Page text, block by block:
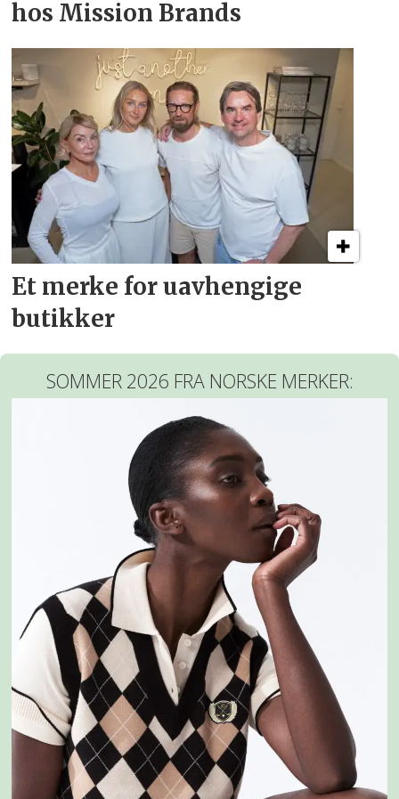
hos Mission Brands
Et merke for uavhengige
butikker
SOMMER 2026 FRA NORSKE MERKER: